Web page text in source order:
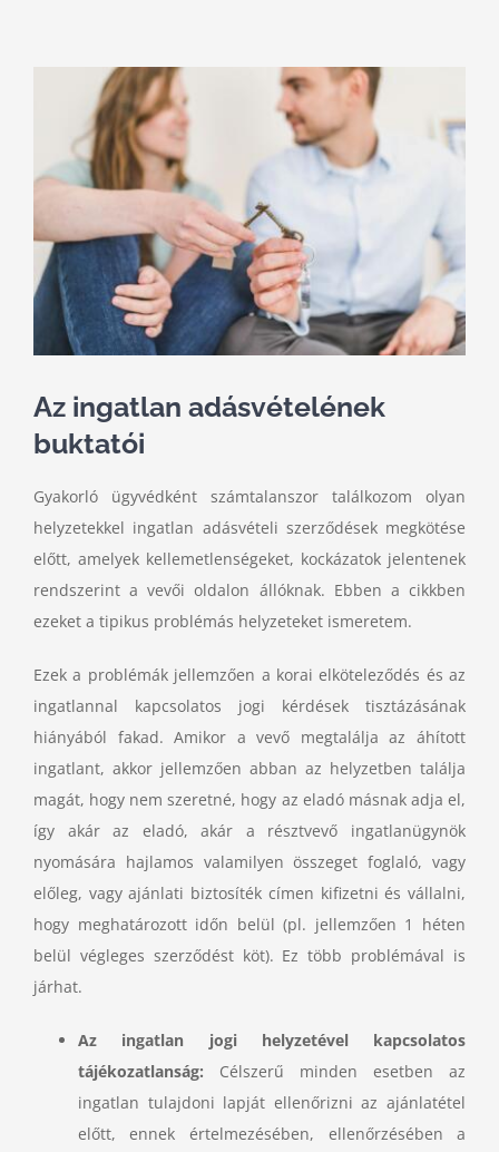
Image
Az ingatlan adásvételének
buktatói
Gyakorló ügyvédként számtalanszor találkozom olyan
helyzetekkel ingatlan adásvételi szerződések megkötése
előtt, amelyek kellemetlenségeket, kockázatok jelentenek
rendszerint a vevői oldalon állóknak. Ebben a cikkben
ezeket a tipikus problémás helyzeteket ismeretem.
Ezek a problémák jellemzően a korai elköteleződés és az
ingatlannal kapcsolatos jogi kérdések tisztázásának
hiányából fakad. Amikor a vevő megtalálja az áhított
ingatlant, akkor jellemzően abban az helyzetben találja
magát, hogy nem szeretné, hogy az eladó másnak adja el,
így akár az eladó, akár a résztvevő ingatlanügynök
nyomására hajlamos valamilyen összeget foglaló, vagy
előleg, vagy ajánlati biztosíték címen kifizetni és vállalni,
hogy meghatározott időn belül (pl. jellemzően 1 héten
belül végleges szerződést köt). Ez több problémával is
járhat.
Az ingatlan jogi helyzetével kapcsolatos
tájékozatlanság: Célszerű minden esetben az
ingatlan tulajdoni lapját ellenőrizni az ajánlatétel
előtt, ennek értelmezésében, ellenőrzésében a